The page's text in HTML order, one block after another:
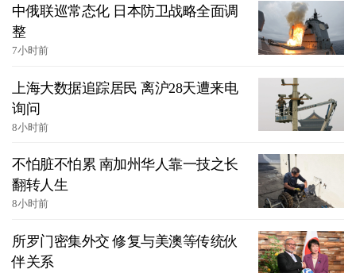
中俄联巡常态化 日本防卫战略全面调
整
7小时前
上海大数据追踪居民 离沪28天遭来电
询问
8小时前
不怕脏不怕累 南加州华人靠一技之长
翻转人生
8小时前
所罗门密集外交 修复与美澳等传统伙
伴关系